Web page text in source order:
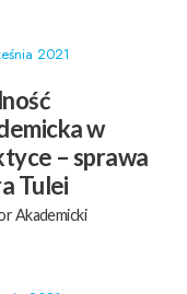
2021
w
– sprawa
Tulei
Akademicki